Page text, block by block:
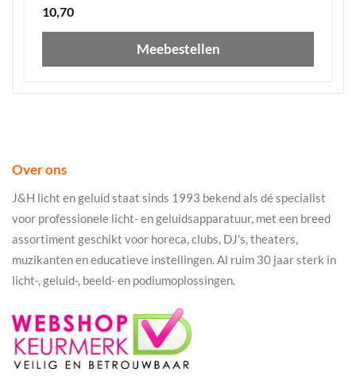
10,70
Meebestellen
Over ons
J&H licht en geluid staat sinds 1993 bekend als dé specialist
voor professionele licht- en geluidsapparatuur, met een breed
assortiment geschikt voor horeca, clubs, DJ's, theaters,
muzikanten en educatieve instellingen. Al ruim 30 jaar sterk in
licht-, geluid-, beeld- en podiumoplossingen.